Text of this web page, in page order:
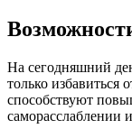
На сегодняшний
только избавиться
способствуют
саморасслаблении